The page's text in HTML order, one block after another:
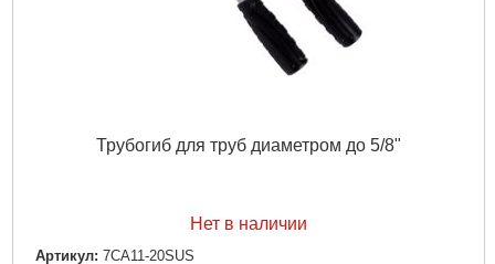
Трубогиб для труб диаметром до 5/8"
Нет в наличии
Артикул: 7CA11-20SUS